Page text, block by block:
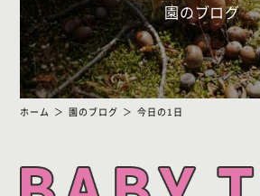
園のブログ
ホーム 園のブログ 今日の1日